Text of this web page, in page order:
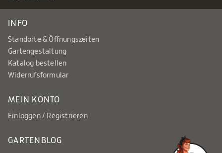
INFO
Standorte & Öffnungszeiten
Gartengestaltung
Katalog bestellen
Widerrufsformular
MEIN KONTO
Einloggen / Registrieren
GARTENBLOG